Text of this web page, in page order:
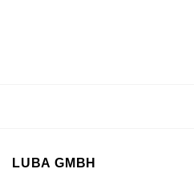
LUBA GMBH